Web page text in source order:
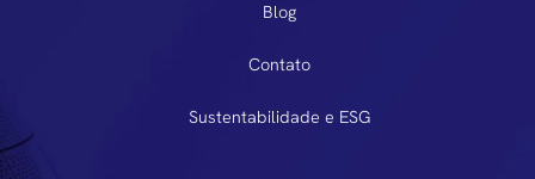
Blog
Contato
Sustentabilidade e ESG